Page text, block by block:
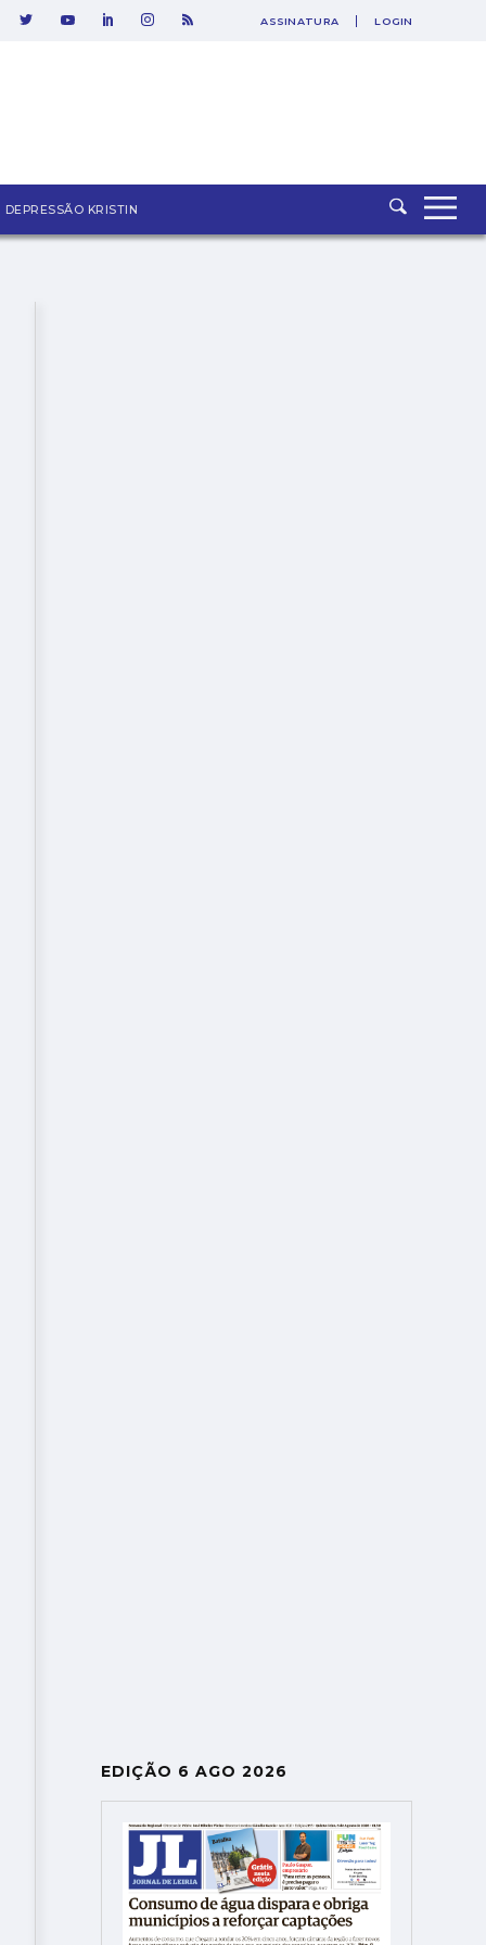
SAIR
ASSINATURA LOGIN
DEPRESSÃO KRISTIN
EDIÇÃO 6 AGO 2026